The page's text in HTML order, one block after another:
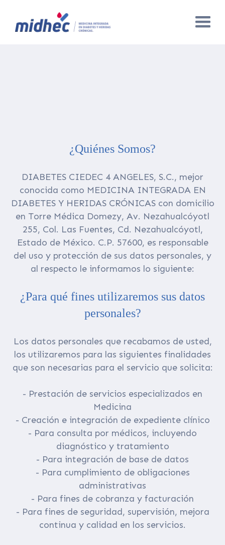
¿Quiénes Somos?
DIABETES CIEDEC 4 ANGELES, S.C., mejor
conocida como MEDICINA INTEGRADA EN
DIABETES Y HERIDAS CRÓNICAS con domicilio
en Torre Médica Domezy, Av. Nezahualcóyotl
255, Col. Las Fuentes, Cd. Nezahualcóyotl,
Estado de México. C.P. 57600, es responsable
del uso y protección de sus datos personales, y
al respecto le informamos lo siguiente:
¿Para qué fines utilizaremos sus datos
personales?
Los datos personales que recabamos de usted,
los utilizaremos para las siguientes finalidades
que son necesarias para el servicio que solicita:
- Prestación de servicios especializados en
Medicina
- Creación e integración de expediente clínico
- Para consulta por médicos, incluyendo
diagnóstico y tratamiento
- Para integración de base de datos
- Para cumplimiento de obligaciones
administrativas
- Para fines de cobranza y facturación
- Para fines de seguridad, supervisión, mejora
continua y calidad en los servicios.